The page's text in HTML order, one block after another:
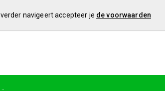
navigeert accepteer je de voorwaarden